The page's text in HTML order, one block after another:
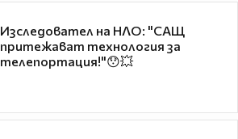
Изследовател на НЛО: "САЩ
притежават технология за
телепортация!"😯💥